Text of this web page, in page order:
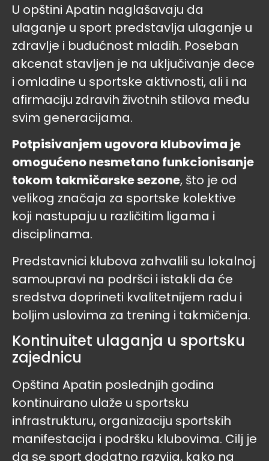
U opštini Apatin naglašavaju da
ulaganje u sport predstavlja ulaganje u
zdravlje i budućnost mladih. Poseban
akcenat stavljen je na uključivanje dece
i omladine u sportske aktivnosti, ali i na
afirmaciju zdravih životnih stilova među
svim generacijama.
Potpisivanjem ugovora klubovima je
omogućeno nesmetano funkcionisanje
tokom takmičarske sezone, što je od
velikog značaja za sportske kolektive
koji nastupaju u različitim ligama i
disciplinama.
Predstavnici klubova zahvalili su lokalnoj
samoupravi na podršci i istakli da će
sredstva doprineti kvalitetnijem radu i
boljim uslovima za trening i takmičenja.
Kontinuitet ulaganja u sportsku
zajednicu
Opština Apatin poslednjih godina
kontinuirano ulaže u sportsku
infrastrukturu, organizaciju sportskih
manifestacija i podršku klubovima. Cilj je
da se sport dodatno razvija, kako na